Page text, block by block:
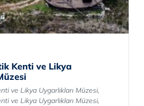
Kenti ve Likya
ve Likya Uygarlıkları Müzesi,
ve Likya Uygarlıkları Müzesi,